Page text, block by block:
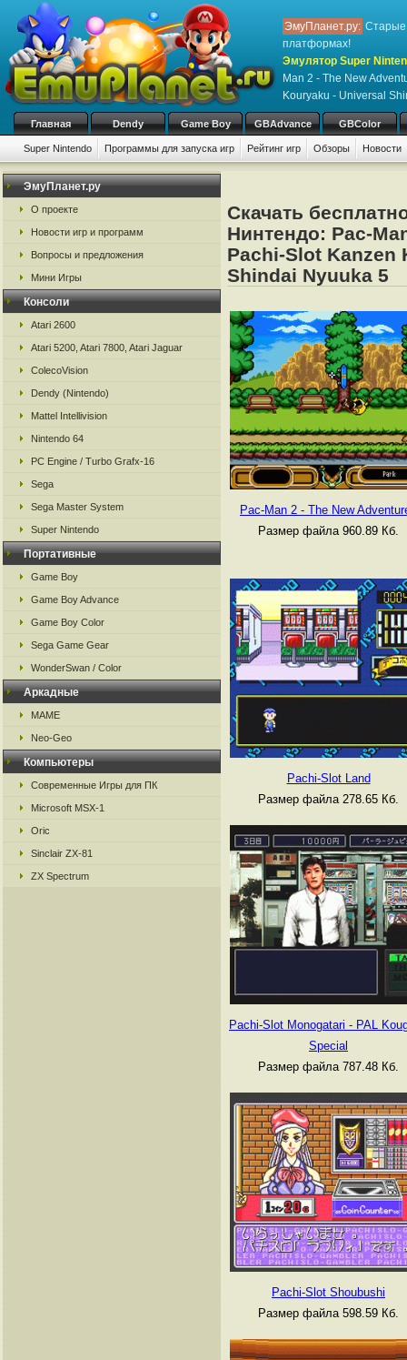
ЭмуПланет.ру: Старые
платформах!
Эмулятор Super
Man 2 - The New
Kouryaku - Universal
Главная Dendy Game Boy GBAdvance GBColor
Super Nintendo Программы для запуска игр Рейтинг игр Обзоры Новости
Игры: # A B C D E F G H I
ЭмуПланет.ру
О проекте
Новости игр и программ
Вопросы и предложения
Мини Игры
Консоли
Atari 2600
Atari 5200, Atari 7800, Atari Jaguar
ColecoVision
Dendy (Nintendo)
Mattel Intellivision
Nintendo 64
PC Engine / Turbo Grafx-16
Sega
Sega Master System
Super Nintendo
Портативные
Game Boy
Game Boy Advance
Game Boy Color
Sega Game Gear
WonderSwan / Color
Аркадные
MAME
Neo-Geo
Компьютеры
Современные Игры для ПК
Microsoft MSX-1
Oric
Sinclair ZX-81
ZX Spectrum
Скачать
Нинтендо: Pac-
Pachi-Slot Kanzen
Shindai Nyuuka 5
Pac-Man 2 - The New
Размер файла 960.89 Кб.
Pachi-Slot Land
Размер файла 278.65 Кб.
Pachi-Slot Monogatari - PAL
Special
Размер файла 787.48 Кб.
Pachi-Slot Shoubushi
Размер файла 598.59 Кб.